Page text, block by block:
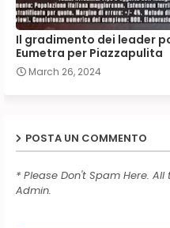
Il gradimento dei leader
Eumetra per Piazzapulita
March 26, 2024
POSTA UN COMMENTO
* Please Don't Spam Here.
Admin.